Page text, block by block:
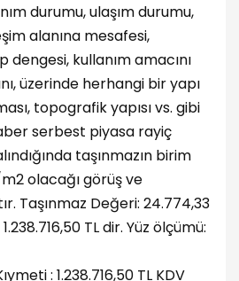
durumu, ulaşım durumu,
alanına mesafesi,
kullanım amacını
üzerinde herhangi bir yapı
topografik yapısı vs. gibi
serbest piyasa rayiç
taşınmazın birim
olacağı görüş ve
Taşınmaz Değeri: 24.774,33
TL dir. Yüz ölçümü:
: 1.238.716,50 TL KDV